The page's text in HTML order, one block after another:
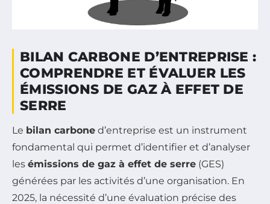
BILAN CARBONE D’ENTREPRISE :
COMPRENDRE ET ÉVALUER LES
ÉMISSIONS DE GAZ À EFFET DE
SERRE
Le bilan carbone d’entreprise est un instrument
fondamental qui permet d’identifier et d’analyser
les émissions de gaz à effet de serre (GES)
générées par les activités d’une organisation. En
2025, la nécessité d’une évaluation précise des